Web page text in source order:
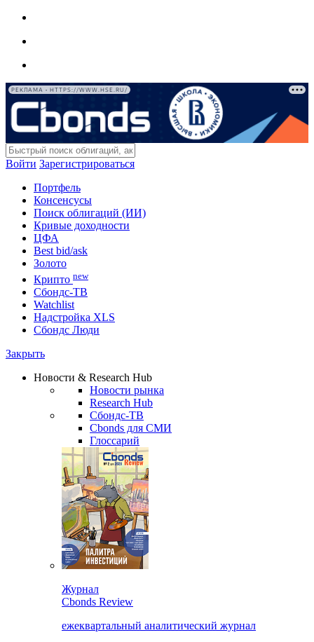
РЕКЛАМА • HTTPS://WWW.HSE.RU/
Войти Зарегистрироваться
Портфель
Консенсусы
Поиск облигаций (ИИ)
Кривые доходности
ЦФА
Best bid/ask
Золото
Крипто new
Сбондс-ТВ
Watchlist
Надстройка XLS
Сбондс Люди
Закрыть
Новости & Research Hub
Новости рынка
Research Hub
Сбондс-ТВ
Cbonds для СМИ
Глоссарий
Журнал
Cbonds Review
ежеквартальный аналитический журнал